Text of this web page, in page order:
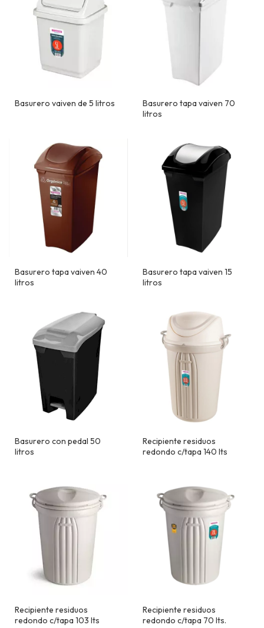
Basurero vaiven de 5 litros
Basurero tapa vaiven 70
litros
Basurero tapa vaiven 40
litros
Basurero tapa vaiven 15
litros
Basurero con pedal 50
litros
Recipiente residuos
redondo c/tapa 140 lts
Recipiente residuos
redondo c/tapa 103 lts
Recipiente residuos
redondo c/tapa 70 lts.